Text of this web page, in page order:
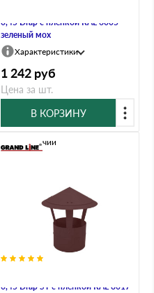
0,45 Drap с пленкой RAL 6005
зеленый мох
Характеристики
1 242 руб
Цена за шт.
В КОРЗИНУ
0,45 Drap ST с пленкой RAL 8017
В наличии